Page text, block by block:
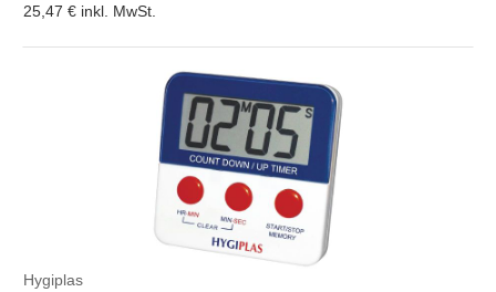
25,47 € inkl. MwSt.
Hygiplas